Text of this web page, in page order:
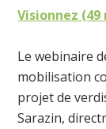
Visionnez (49
Le webinaire
mobilisation
projet de
Sarazin,